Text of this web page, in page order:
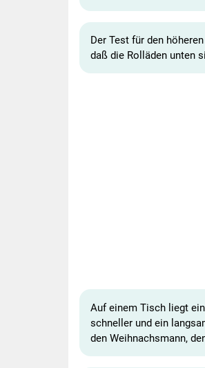
Der Test für den
daß die Rolläden unten
Auf einem Tisch liegt
schneller und ein
den Weihnachsmann,